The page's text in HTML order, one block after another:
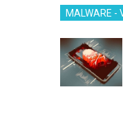
MALWARE -